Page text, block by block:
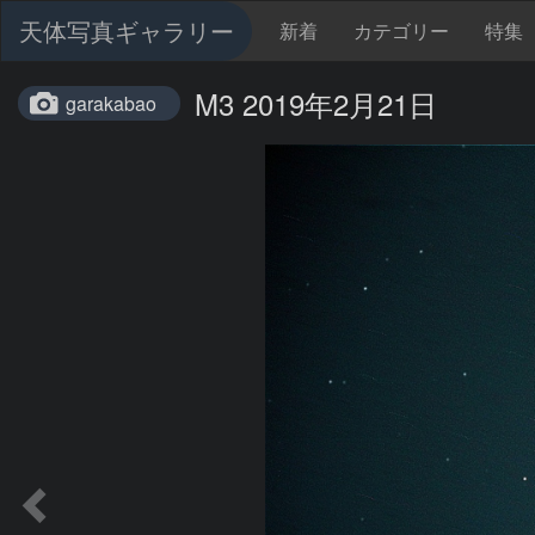
天体写真ギャラリー 新着 カテゴリー 特集
garakabao M3 2019年2月21日